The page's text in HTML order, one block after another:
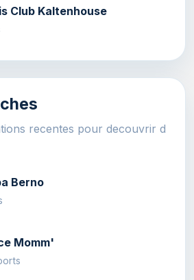
Club Kaltenhouse
recentes pour decouvrir d
Berno
Momm'